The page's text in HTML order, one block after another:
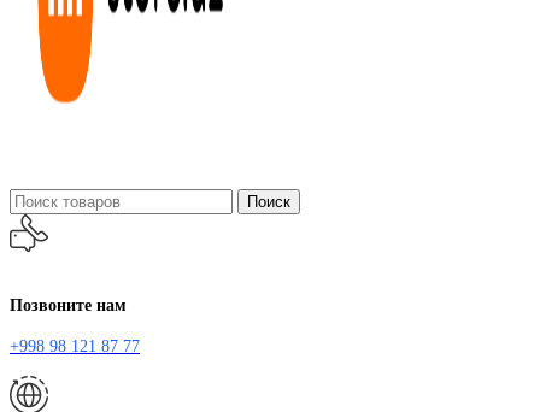
Поиск
Позвоните нам
+998 98 121 87 77